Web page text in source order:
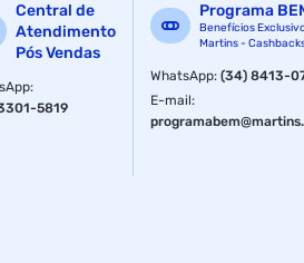
: 01 ano
Central de
Atendimento
Pós Vendas
:
5819
Programa
Benefícios
Martins -
WhatsApp:(34) 8413-
E-mail: